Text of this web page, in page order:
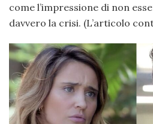
come l’impressione di non
davvero la crisi. (L’articolo